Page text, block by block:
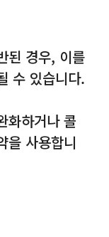
된 경우, 이를
수 있습니다.
화하거나 콜
을 사용합니